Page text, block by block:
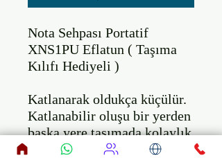
Nota Sehpası Portatif
XNS1PU Eflatun ( Taşıma
Kılıfı Hediyeli )
Katlanarak oldukça küçülür.
Katlanabilir oluşu bir yerden
başka yere taşımada kolaylık
sağlar.